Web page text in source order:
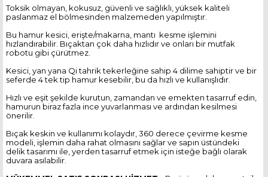
Toksik olmayan, kokusuz, güvenli ve sağlıklı, yüksek kaliteli
paslanmaz el bölmesinden malzemeden yapılmıştır.
Bu hamur kesici, erişte/makarna, mantı kesme işlemini
hızlandırabilir. Bıçaktan çok daha hızlıdır ve onları bir mutfak
robotu gibi çürütmez.
Kesici, yan yana Qi tahrik tekerleğine sahip 4 dilime sahiptir ve bir
seferde 4 tek tip hamur kesebilir, bu da hızlı ve kullanışlıdır.
Hızlı ve eşit şekilde kurutun, zamandan ve emekten tasarruf edin,
hamurun biraz fazla ince yuvarlanması ve ardından kesilmesi
önerilir.
Bıçak keskin ve kullanımı kolaydır, 360 derece çevirme kesme
modeli, işlemin daha rahat olmasını sağlar ve sapın üstündeki
delik tasarımı ile, yerden tasarruf etmek için isteğe bağlı olarak
duvara asılabilir.